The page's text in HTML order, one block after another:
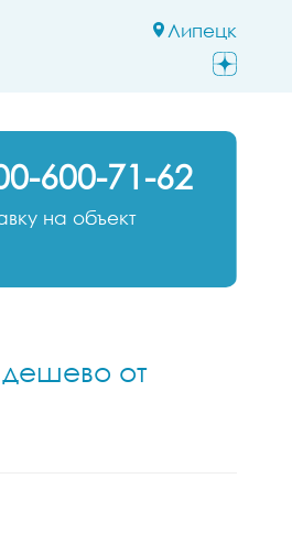
Липецк
600-71-62
на объект
дешево от